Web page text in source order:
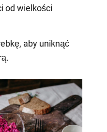
od wielkości
aby uniknąć